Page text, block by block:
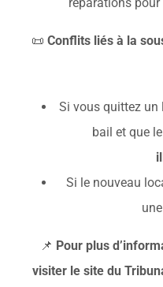
📜 Conflits liés à la
Si vous quittez un
bail et que
Si le nouveau
📌 Pour plus
visiter le site du